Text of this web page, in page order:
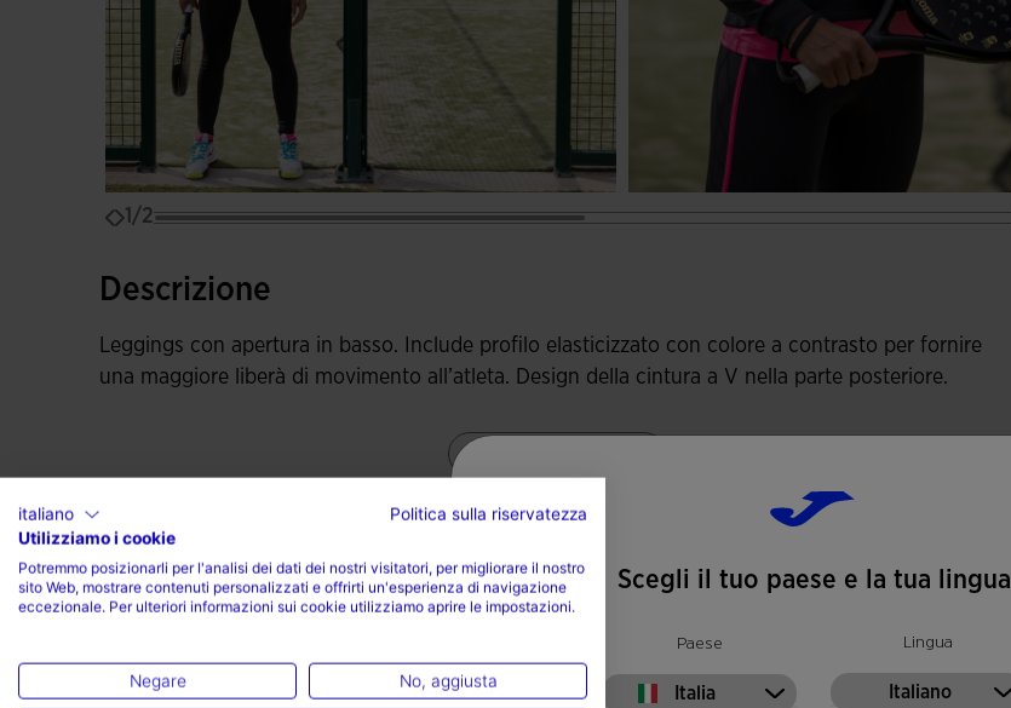
1/2
Descrizione
Leggings con apertura in basso. Include profilo elasticizzato con colore a contrasto per fornire
una maggiore liberà di movimento all’atleta. Design della cintura a V nella parte posteriore.
Caratteristiche
Inserti in tessuto a rete
Tessuto elasticizzato
Cura del capo
Lavare in lavatrice a
Non utilizzare
Scegli il tuo paese e la tua lingua
Paese
Italia
Lingua
Italiano
italiano
Politica sulla riservatezza
Utilizziamo i cookie
Potremmo posizionarli per l'analisi dei dati dei nostri visitatori, per migliorare il nostro
sito Web, mostrare contenuti personalizzati e offrirti un'esperienza di navigazione
eccezionale. Per ulteriori informazioni sui cookie utilizziamo aprire le impostazioni.
Negare No, aggiusta